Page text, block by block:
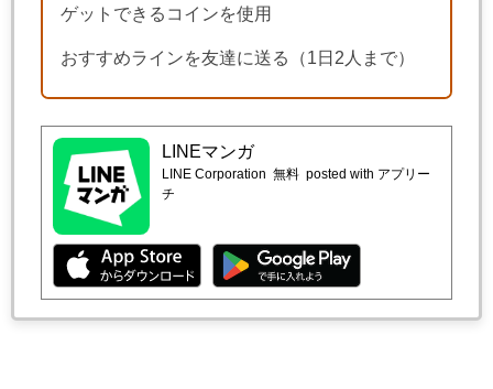
ゲットできるコインを使用
おすすめラインを友達に送る（1日2人まで）
LINEマンガ
LINE Corporation 無料 posted with アプリー
チ